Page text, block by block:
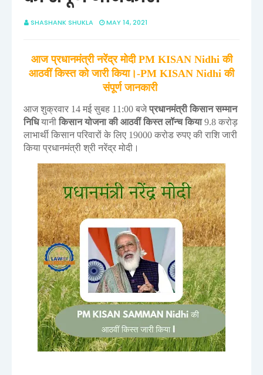
SHASHANK SHUKLA MAY 14, 2021
आज प्रधानमंत्री नरेंद्र मोदी PM KISAN Nidhi की
आठवीं किस्त को जारी किया।-PM KISAN Nidhi की
संपूर्ण जानकारी
आज शुक्रवार 14 मई सुबह 11:00 बजेप्रधानमंत्री किसान सम्मान
निधियानीकिसान योजना की आठवीं किस्त लॉन्च किया9.8 करोड़
लाभार्थी किसान परिवारों के लिए 19000 करोड रुपए की राशि जारी
किया प्रधानमंत्री श्री नरेंद्र मोदी।